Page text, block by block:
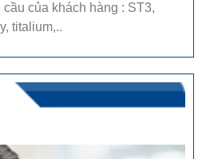
của khách hàng : ST3,
titalium,..